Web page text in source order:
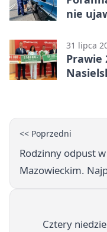
nie
31 lipca
Prawie
<< Poprzedni
Rodzinny odpust
Mazowieckim.
Cztery